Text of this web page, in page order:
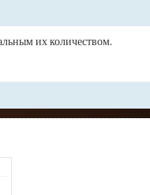
их количеством.